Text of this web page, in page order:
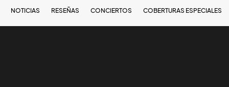
NOTICIAS RESEÑAS CONCIERTOS COBERTURAS ESPECIALES